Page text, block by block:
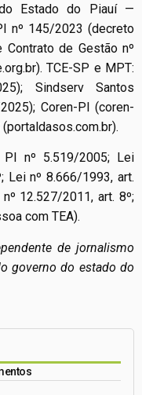
Estado do Piauí —
nº 145/2023 (decreto
de Gestão nº
TCE-SP e MPT:
Sindserv Santos
Coren-PI (coren-
PI nº 5.519/2005; Lei
Lei nº 8.666/1993, art.
12.527/2011, art. 8º;
com TEA).
de jornalismo
governo do estado do